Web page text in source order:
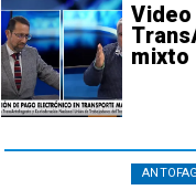
Video
mixto